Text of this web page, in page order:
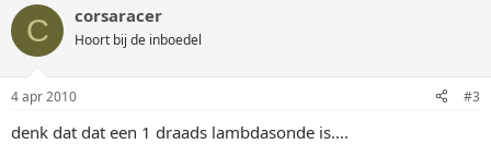
C corsaracer
Hoort bij de inboedel
4 apr 2010 #3
denk dat dat een 1 draads lambdasonde is....